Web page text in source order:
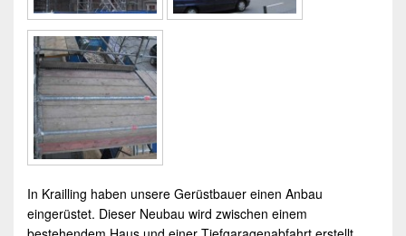
In Krailling haben unsere Gerüstbauer einen Anbau
eingerüstet. Dieser Neubau wird zwischen einem